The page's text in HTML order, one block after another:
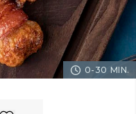
0-30 MIN.